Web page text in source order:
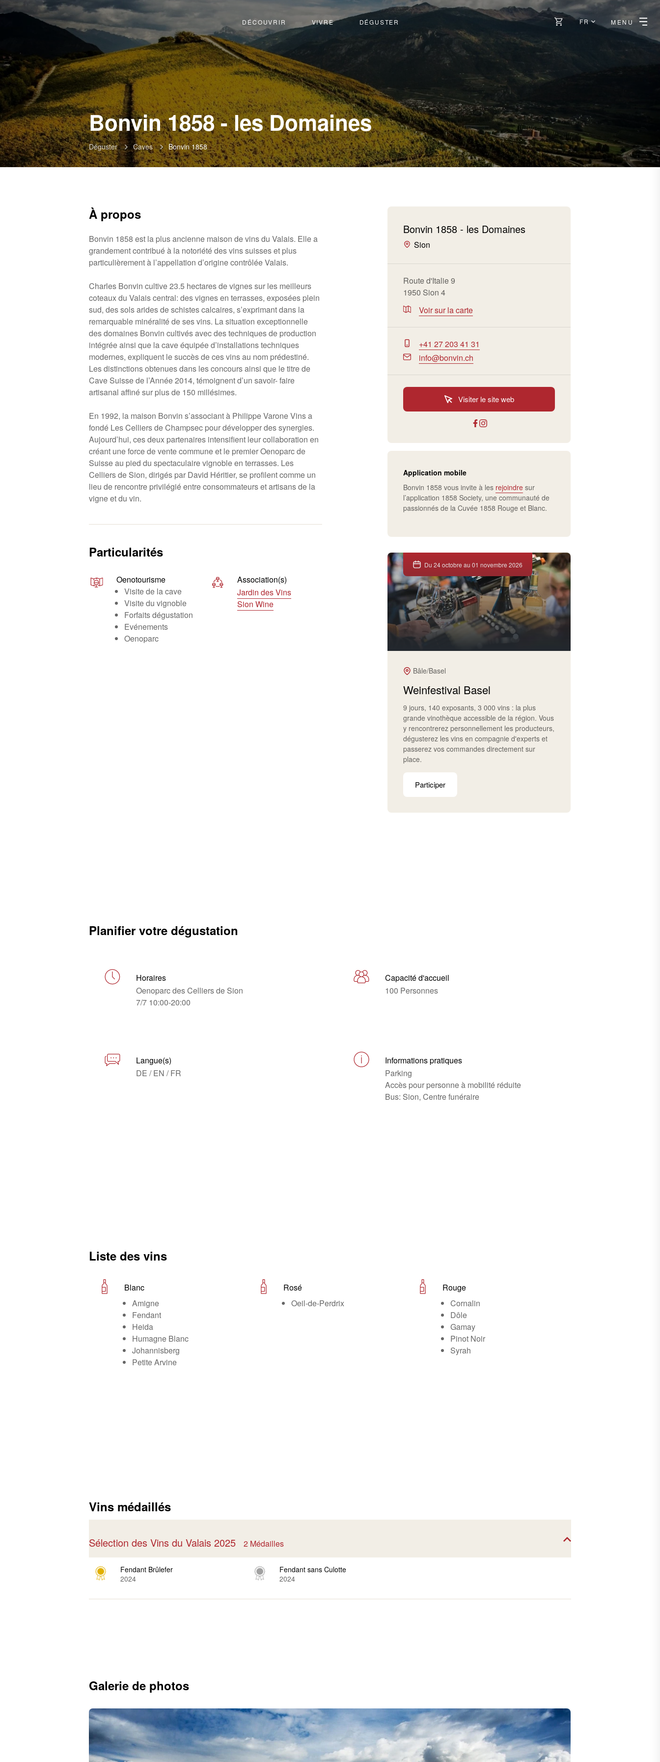
DÉCOUVRIR VIVRE DÉGUSTER FR MENU
Bonvin 1858 - les Domaines-
Sion
Déguster Caves Bonvin 1858
À propos
Bonvin 1858 est la plus ancienne maison de vins du Valais. Elle a
grandement contribué à la notoriété des vins suisses et plus
particulièrement à l’appellation d’origine contrôlée Valais.
Charles Bonvin cultive 23.5 hectares de vignes sur les meilleurs
coteaux du Valais central: des vignes en terrasses, exposées plein
sud, des sols arides de schistes calcaires, s’exprimant dans la
remarquable minéralité de ses vins. La situation exceptionnelle
des domaines Bonvin cultivés avec des techniques de production
intégrée ainsi que la cave équipée d’installations techniques
modernes, expliquent le succès de ces vins au nom prédestiné.
Les distinctions obtenues dans les concours ainsi que le titre de
Cave Suisse de l’Année 2014, témoignent d’un savoir- faire
artisanal affiné sur plus de 150 millésimes.
En 1992, la maison Bonvin s’associant à Philippe Varone Vins a
fondé Les Celliers de Champsec pour développer des synergies.
Aujourd’hui, ces deux partenaires intensifient leur collaboration en
créant une force de vente commune et le premier Oenoparc de
Suisse au pied du spectaculaire vignoble en terrasses. Les
Celliers de Sion, dirigés par David Héritier, se profilent comme un
lieu de rencontre privilégié entre consommateurs et artisans de la
vigne et du vin.
Particularités
Oenotourisme
Visite de la cave
Visite du vignoble
Forfaits dégustation
Evénements
Oenoparc
Association(s)
Jardin des Vins
Sion Wine
Bonvin 1858 - les Domaines
Sion
Route d'Italie 9
1950 Sion 4
Voir sur la carte
+41 27 203 41 31
info@bonvin.ch
Visiter le site web
Application mobile
Bonvin 1858 vous invite à les rejoindre sur
l’application 1858 Society, une communauté de
passionnés de la Cuvée 1858 Rouge et Blanc.
Du 24 octobre au 01 novembre 2026
Bâle/Basel
Weinfestival Basel
9 jours, 140 exposants, 3 000 vins : la plus
grande vinothèque accessible de la région. Vous
y rencontrerez personnellement les producteurs,
dégusterez les vins en compagnie d'experts et
passerez vos commandes directement sur
place.
Participer
Planifier votre dégustation
Horaires
Oenoparc des Celliers de Sion
7/7 10:00-20:00
Capacité d'accueil
100 Personnes
Langue(s)
DE / EN / FR
Informations pratiques
Parking
Accès pour personne à mobilité réduite
Bus: Sion, Centre funéraire
Liste des vins
Blanc
Amigne
Fendant
Heida
Humagne Blanc
Johannisberg
Petite Arvine
Rosé
Oeil-de-Perdrix
Rouge
Cornalin
Dôle
Gamay
Pinot Noir
Syrah
Vins médaillés
Sélection des Vins du Valais 2025 2 Médailles
Fendant Brûlefer
2024
Fendant sans Culotte
2024
Galerie de photos